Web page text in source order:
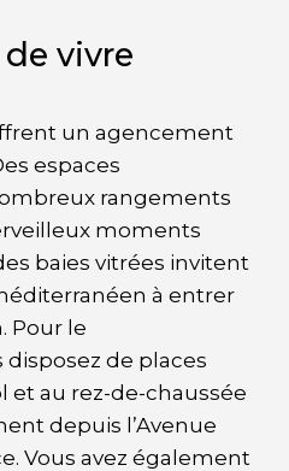
vivre
un agencement
espaces
rangements
moments
baies vitrées invitent
à entrer
Pour le
de places
et au rez-de-chaussée
depuis l’Avenue
Vous avez également